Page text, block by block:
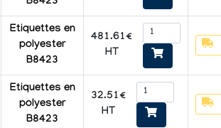
Etiquettes en
polyester
B8423
481.61€
HT
Etiquettes en
polyester
B8423
32.51€
HT